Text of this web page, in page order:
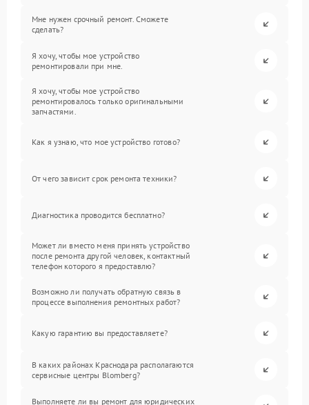
Мне нужен срочный ремонт. Сможете
сделать?
Я хочу, чтобы мое устройство
ремонтировали при мне.
Я хочу, чтобы мое устройство
ремонтировалось только оригинальными
запчастями.
Как я узнаю, что мое устройство готово?
От чего зависит срок ремонта техники?
Диагностика проводится бесплатно?
Может ли вместо меня принять устройство
после ремонта другой человек, контактный
телефон которого я предоставлю?
Возможно ли получать обратную связь в
процессе выполнения ремонтных работ?
Какую гарантию вы предоставляете?
В каких районах Краснодара располагаются
сервисные центры Blomberg?
Выполняете ли вы ремонт для юридических